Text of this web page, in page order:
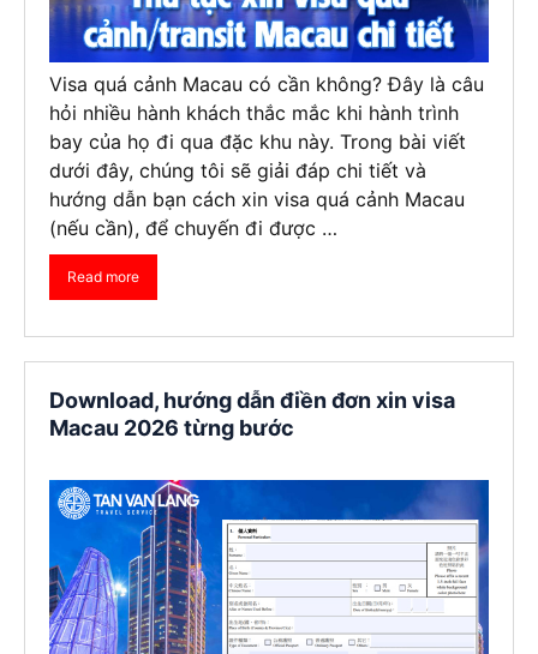
Visa quá cảnh Macau có cần không? Đây là câu
hỏi nhiều hành khách thắc mắc khi hành trình
bay của họ đi qua đặc khu này. Trong bài viết
dưới đây, chúng tôi sẽ giải đáp chi tiết và
hướng dẫn bạn cách xin visa quá cảnh Macau
(nếu cần), để chuyến đi được …
Read more
Download, hướng dẫn điền đơn xin visa
Macau 2026 từng bước